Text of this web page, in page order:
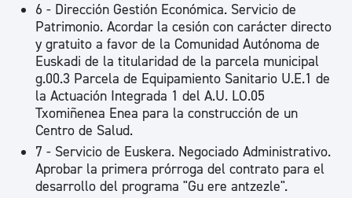
6 - Dirección Gestión Económica. Servicio de
Patrimonio. Acordar la cesión con carácter directo
y gratuito a favor de la Comunidad Autónoma de
Euskadi de la titularidad de la parcela municipal
g.00.3 Parcela de Equipamiento Sanitario U.E.1 de
la Actuación Integrada 1 del A.U. LO.05
Txomiñenea Enea para la construcción de un
Centro de Salud.
7 - Servicio de Euskera. Negociado Administrativo.
Aprobar la primera prórroga del contrato para el
desarrollo del programa "Gu ere antzezle".